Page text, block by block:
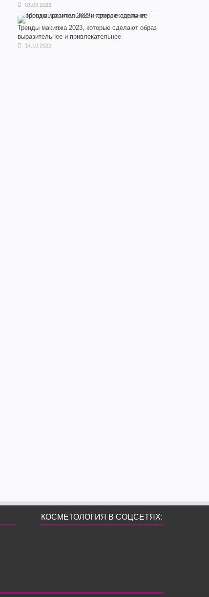
03.03.2022
Тренды макияжа 2023, которые сделают образ
выразительнее и привлекательнее
14.10.2022
КОСМЕТОЛОГИЯ В СОЦСЕТЯХ: